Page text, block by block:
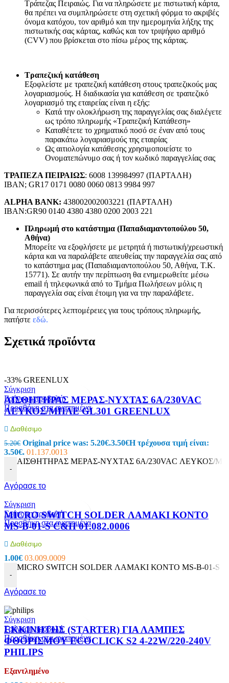
Τράπεζας Πειραιώς. Για να πληρώσετε με πιστωτική κάρτα,
θα πρέπει να συμπληρώσετε στη σχετική φόρμα το ακριβές
όνομα κατόχου, τον αριθμό και την ημερομηνία λήξης της
πιστωτικής σας κάρτας, καθώς και τον τριψήφιο αριθμό
(CVV) που βρίσκεται στο πίσω μέρος της κάρτας.
Τραπεζική κατάθεση
Εξοφλείστε με τραπεζική κατάθεση στους τραπεζικούς μας
λογαριασμούς. Η διαδικασία για κατάθεση σε τραπεζικό
λογαριασμό της εταιρείας είναι η εξής:
Κατά την ολοκλήρωση της παραγγελίας σας διαλέγετε
ως τρόπο πληρωμής «Τραπεζική Κατάθεση»
Καταθέτετε το χρηματικό ποσό σε έναν από τους
παρακάτω λογαριασμούς της εταιρίας
Ως αιτιολογία κατάθεσης χρησιμοποιείστε το
Ονοματεπώνυμο σας ή τον κωδικό παραγγελίας σας
ΤΡΑΠΕΖΑ ΠΕΙΡΑΙΩΣ: 6008 139984997 (ΠΑΡΤΑΛΗ)
IBAN; GR17 0171 0080 0060 0813 9984 997
ALPHA BANK: 438002002003221 (ΠΑΡΤΑΛΗ)
IBAN:GR90 0140 4380 4380 0200 2003 221
Πληρωμή στο κατάστημα (Παπαδιαμαντοπούλου 50,
Αθήνα)
Μπορείτε να εξοφλήσετε με μετρητά ή πιστωτική/χρεωστική
κάρτα και να παραλάβετε απευθείας την παραγγελία σας από
το κατάστημα μας (Παπαδιαμαντοπούλου 50, Αθήνα, Τ.Κ.
15771). Σε αυτήν την περίπτωση θα ενημερωθείτε μέσω
email ή τηλεφωνικά από το Τμήμα Πωλήσεων μόλις η
παραγγελία σας είναι έτοιμη για να την παραλάβετε.
Για περισσότερες λεπτομέρειες για τους τρόπους πληρωμής,
πατήστε εδώ.
Σχετικά προϊόντα
-33% GREENLUX
Σύγκριση
Γρήγορη προβολή
Προσθήκη στα αγαπημένα
ΑΙΣΘΗΤΗΡΑΣ ΜΕΡΑΣ-ΝΥΧΤΑΣ 6A/230VAC
ΛΕΥΚΟΣ/ΜΠΛΕ GL301 GREENLUX
Διαθέσιμο
5.20€ Original price was: 5.20€.3.50€Η τρέχουσα τιμή είναι:
3.50€. 01.137.0013
-
ΑΙΣΘΗΤΗΡΑΣ ΜΕΡΑΣ-ΝΥΧΤΑΣ 6A/230VAC ΛΕΥΚΟΣ/
Αγόρασε το
Σύγκριση
Γρήγορη προβολή
Προσθήκη στα αγαπημένα
MICRO SWITCH SOLDER ΛΑΜΑΚΙ ΚΟΝΤΟ
MS-B-01-S C&H 01.082.0006
Διαθέσιμο
1.00€ 03.009.0009
-
MICRO SWITCH SOLDER ΛΑΜΑΚΙ ΚΟΝΤΟ MS-B-01-S
Αγόρασε το
Σύγκριση
Γρήγορη προβολή
Προσθήκη στα αγαπημένα
ΕΚΚΙΝΗΤΗΣ (STARTER) ΓΙΑ ΛΑΜΠΕΣ
ΦΘΟΡΙΣΜΟΥ ECOCLICK S2 4-22W/220-240V
PHILIPS
Εξαντλημένο